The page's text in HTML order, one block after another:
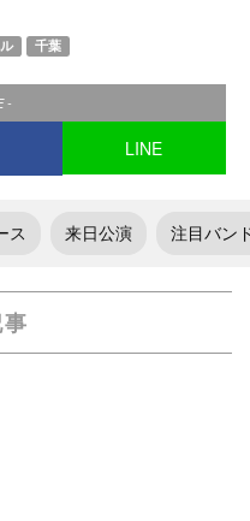
千葉
-
LINE
ス 来日公演 注目バン